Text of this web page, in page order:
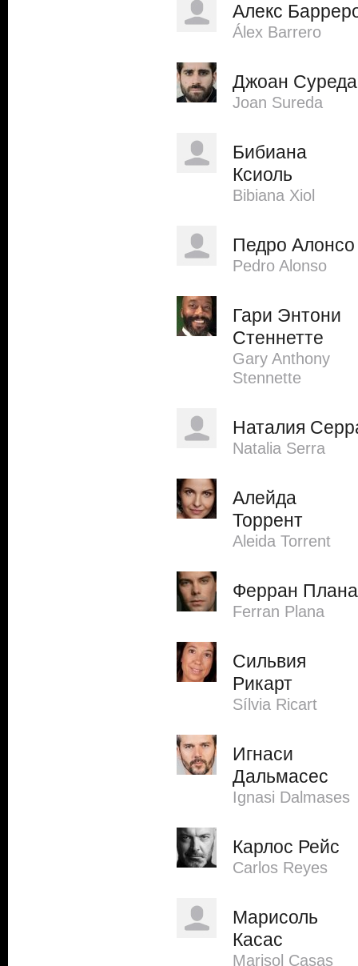
Алекс
Álex Barrero
Джоан Суреда
Joan Sureda
Бибиана
Ксиоль
Bibiana Xiol
Педро Алонсо
Pedro Alonso
Гари Энтони
Стеннетте
Gary Anthony
Stennette
Наталия
Natalia Serra
Алейда
Торрент
Aleida Torrent
Ферран Плана
Ferran Plana
Сильвия
Рикарт
Sílvia Ricart
Игнаси
Дальмасес
Ignasi Dalmases
Карлос Рейс
Carlos Reyes
Марисоль
Касас
Marisol Casas